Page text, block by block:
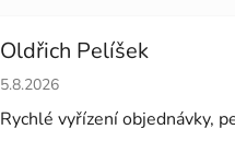
Oldřich Pelíšek
Hodnocení obchodu je 5 z 5
5.8.2026
Rychlé vyřízení objednávky,